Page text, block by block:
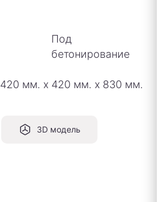
Под
бетонирование
420 мм. х 420 мм. х 830 мм.
3D модель